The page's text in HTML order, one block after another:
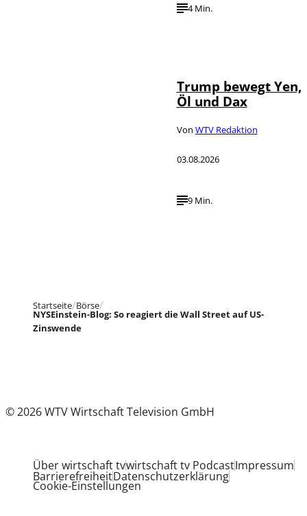
4 Min.
Trump bewegt Yen,
Öl und Dax
Von WTV Redaktion
03.08.2026
9 Min.
Startseite Börse
NYSEinstein-Blog: So reagiert die Wall Street auf US-
Zinswende
© 2026 WTV Wirtschaft Television GmbH
Über wirtschaft tvwirtschaft tv PodcastImpressum
BarrierefreiheitDatenschutzerklärung
Cookie-Einstellungen